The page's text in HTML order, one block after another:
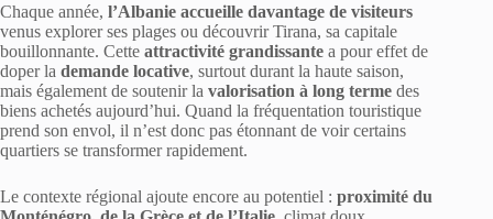
Chaque année, l’Albanie accueille davantage de visiteurs
venus explorer ses plages ou découvrir Tirana, sa capitale
bouillonnante. Cette attractivité grandissante a pour effet de
doper la demande locative, surtout durant la haute saison,
mais également de soutenir la valorisation à long terme des
biens achetés aujourd’hui. Quand la fréquentation touristique
prend son envol, il n’est donc pas étonnant de voir certains
quartiers se transformer rapidement.
Le contexte régional ajoute encore au potentiel : proximité du